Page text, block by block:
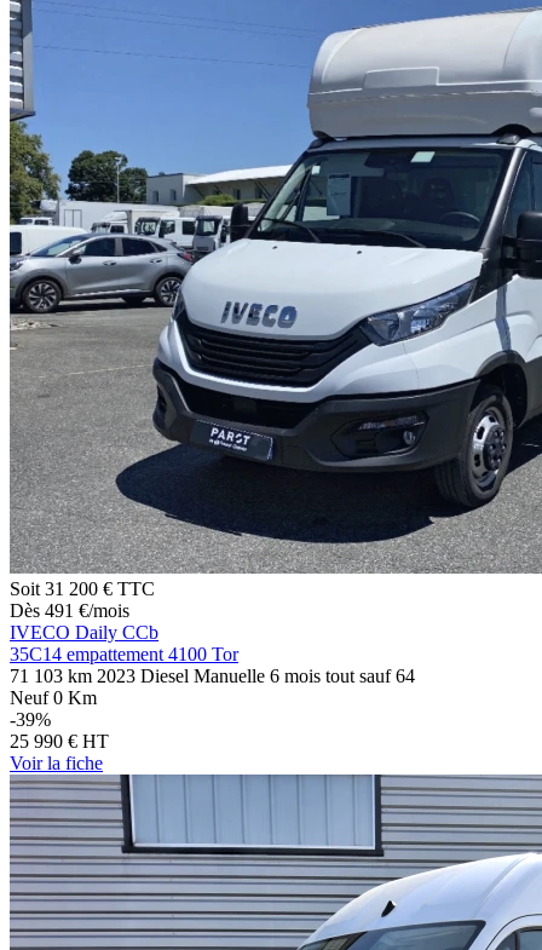
Soit 31 200 € TTC
Dès 491 €/mois
IVECO Daily CCb
35C14 empattement 4100 Tor
71 103 km 2023 Diesel Manuelle 6 mois tout sauf 64
Neuf 0 Km
-39%
25 990 € HT
Voirla fiche